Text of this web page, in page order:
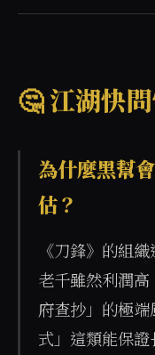
🤔 江湖快
為什麼黑幫
估？
《刀鋒》的組
老千雖然利潤
府查抄」的極
式」這類能保